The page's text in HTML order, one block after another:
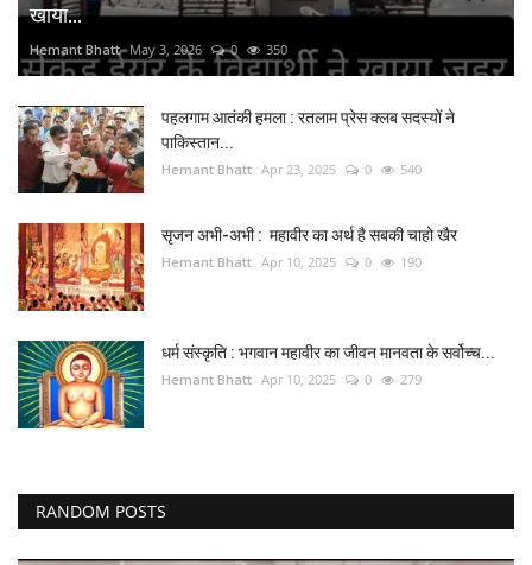
खाया...
Hemant Bhatt May 3, 2026 0 350
पहलगाम आतंकी हमला : रतलाम प्रेस क्लब सदस्यों ने
पाकिस्तान...
Hemant Bhatt Apr 23, 2025 0 540
सृजन अभी-अभी : महावीर का अर्थ है सबकी चाहो खैर
Hemant Bhatt Apr 10, 2025 0 190
धर्म संस्कृति : भगवान महावीर का जीवन मानवता के सर्वोच्च...
Hemant Bhatt Apr 10, 2025 0 279
RANDOM POSTS